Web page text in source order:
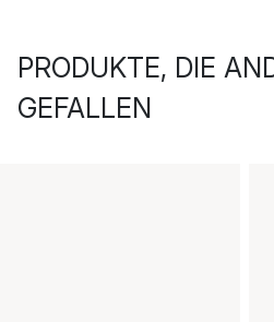
PRODUKTE, DIE
GEFALLEN